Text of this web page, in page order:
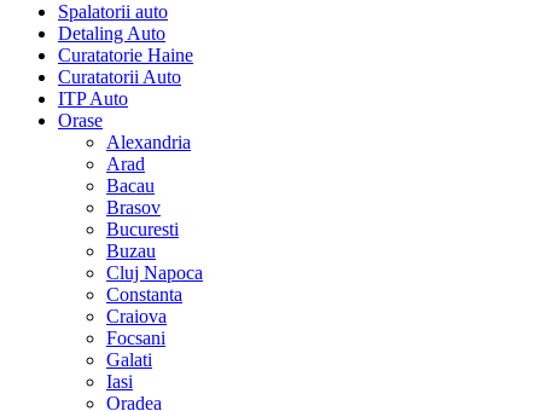
Spalatorii auto
Detaling Auto
Curatatorie Haine
Curatatorii Auto
ITP Auto
Orase
Alexandria
Arad
Bacau
Brasov
Bucuresti
Buzau
Cluj Napoca
Constanta
Craiova
Focsani
Galati
Iasi
Oradea